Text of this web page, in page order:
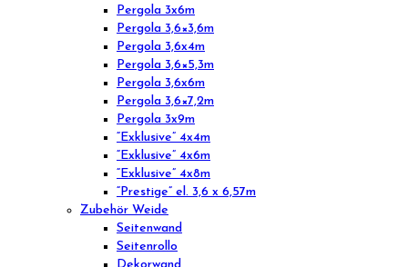
Pergola 3x6m
Pergola 3,6×3,6m
Pergola 3,6x4m
Pergola 3,6×5,3m
Pergola 3,6x6m
Pergola 3,6×7,2m
Pergola 3x9m
“Exklusive” 4x4m
“Exklusive” 4x6m
“Exklusive” 4x8m
“Prestige” el. 3,6 x 6,57m
Zubehör Weide
Seitenwand
Seitenrollo